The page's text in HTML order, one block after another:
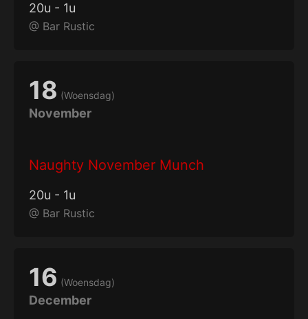
20u - 1u
@ Bar Rustic
18 (Woensdag)
November
Naughty November Munch
20u - 1u
@ Bar Rustic
16 (Woensdag)
December